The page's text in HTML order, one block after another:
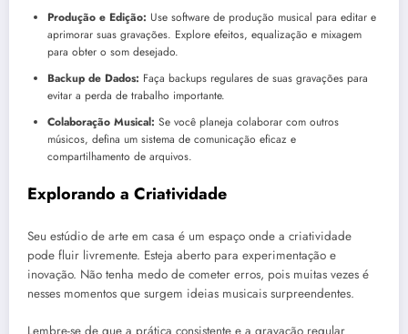
Produção e Edição: Use software de produção musical para editar e
aprimorar suas gravações. Explore efeitos, equalização e mixagem
para obter o som desejado.
Backup de Dados: Faça backups regulares de suas gravações para
evitar a perda de trabalho importante.
Colaboração Musical: Se você planeja colaborar com outros
músicos, defina um sistema de comunicação eficaz e
compartilhamento de arquivos.
Explorando a Criatividade
Seu estúdio de arte em casa é um espaço onde a criatividade
pode fluir livremente. Esteja aberto para experimentação e
inovação. Não tenha medo de cometer erros, pois muitas vezes é
nesses momentos que surgem ideias musicais surpreendentes.
Lembre-se de que a prática consistente e a gravação regular